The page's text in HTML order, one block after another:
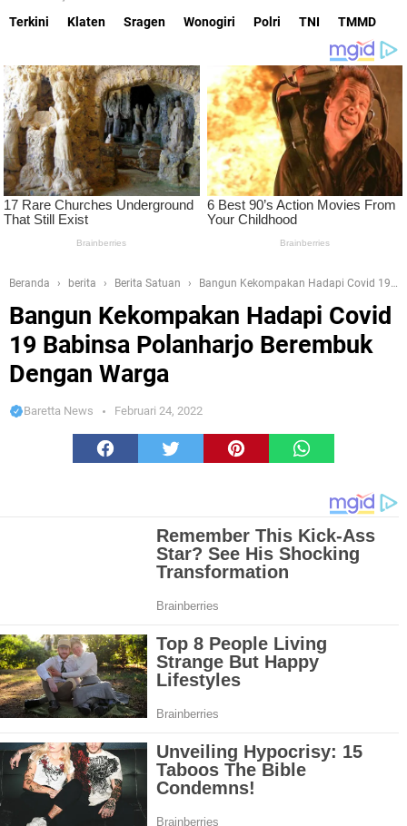
Terkini Klaten Sragen Wonogiri Polri TNI TMMD
Beranda berita Berita Satuan
Bangun Kekompakan Hadapi Covid 19
Bangun Kekompakan Hadapi Covid
19 Babinsa Polanharjo Berembuk
Dengan Warga
Baretta News Februari 24, 2022